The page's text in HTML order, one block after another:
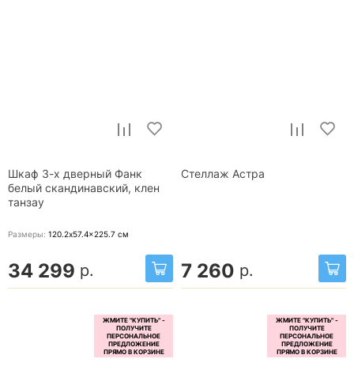
Шкаф 3-х дверный Фанк
белый скандинавский, клен
танзау
Размеры: 120.2x57.4x225.7 см
34 299 р.
Стеллаж Астра
7 260 р.